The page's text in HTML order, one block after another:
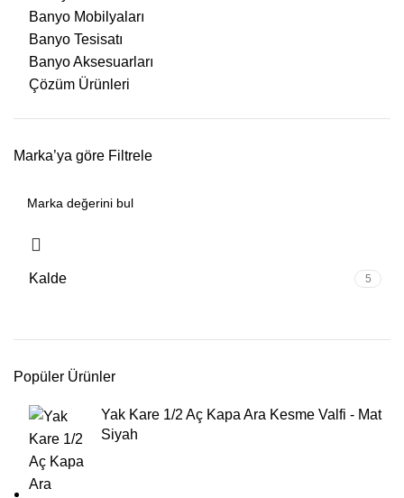
Banyo Mobilyaları
Banyo Tesisatı
Banyo Aksesuarları
Çözüm Ürünleri
Marka’ya göre Filtrele
Kalde 5
Popüler Ürünler
Yak Kare 1/2 Aç Kapa Ara Kesme Valfi - Mat
Siyah